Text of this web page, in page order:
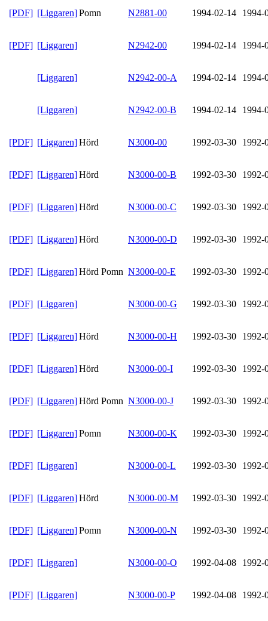
[PDF] [Liggaren] Pomn N2881-00 1994-02-14 1994-
[PDF] [Liggaren] N2942-00 1994-02-14 1994-
[Liggaren] N2942-00-A 1994-02-14 1994-
[Liggaren] N2942-00-B 1994-02-14 1994-
[PDF] [Liggaren] Hörd N3000-00 1992-03-30 1992-
[PDF] [Liggaren] Hörd N3000-00-B 1992-03-30 1992-
[PDF] [Liggaren] Hörd N3000-00-C 1992-03-30 1992-
[PDF] [Liggaren] Hörd N3000-00-D 1992-03-30 1992-
[PDF] [Liggaren] Hörd Pomn N3000-00-E 1992-03-30 1992-
[PDF] [Liggaren] N3000-00-G 1992-03-30 1992-
[PDF] [Liggaren] Hörd N3000-00-H 1992-03-30 1992-
[PDF] [Liggaren] Hörd N3000-00-I 1992-03-30 1992-
[PDF] [Liggaren] Hörd Pomn N3000-00-J 1992-03-30 1992-
[PDF] [Liggaren] Pomn N3000-00-K 1992-03-30 1992-
[PDF] [Liggaren] N3000-00-L 1992-03-30 1992-
[PDF] [Liggaren] Hörd N3000-00-M 1992-03-30 1992-
[PDF] [Liggaren] Pomn N3000-00-N 1992-03-30 1992-
[PDF] [Liggaren] N3000-00-O 1992-04-08 1992-
[PDF] [Liggaren] N3000-00-P 1992-04-08 1992-